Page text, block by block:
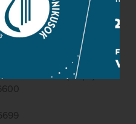
Marcell u. 1. (Müpa)